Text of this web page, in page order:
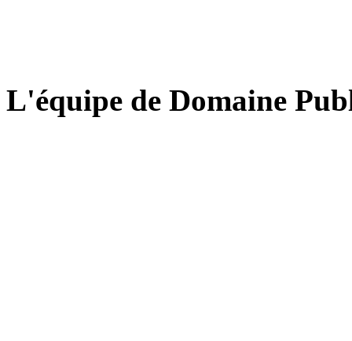
L'équipe de Domaine